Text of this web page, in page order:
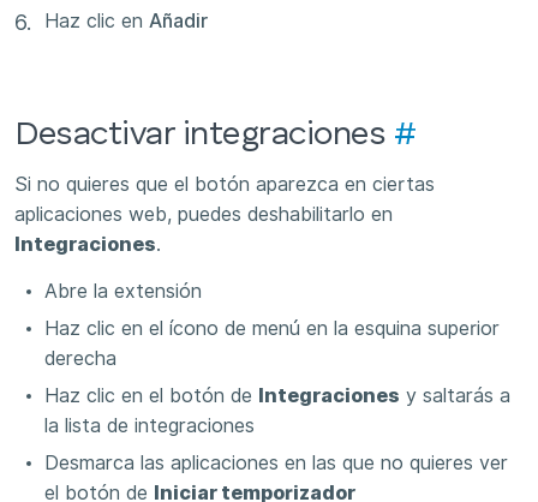
Haz clic en Añadir
Desactivar integraciones #
Si no quieres que el botón aparezca en ciertas
aplicaciones web, puedes deshabilitarlo en
Integraciones.
Abre la extensión
Haz clic en el ícono de menú en la esquina superior
derecha
Haz clic en el botón de Integraciones y saltarás a
la lista de integraciones
Desmarca las aplicaciones en las que no quieres ver
el botón de Iniciar temporizador